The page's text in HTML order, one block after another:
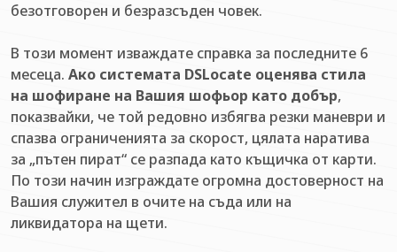
безотговорен и безразсъден човек.
В този момент изваждате справка за последните 6
месеца. Ако системата DSLocate оценява стила
на шофиране на Вашия шофьор като добър,
показвайки, че той редовно избягва резки маневри и
спазва ограниченията за скорост, цялата наратива
за „пътен пират“ се разпада като къщичка от карти.
По този начин изграждате огромна достоверност на
Вашия служител в очите на съда или на
ликвидатора на щети.